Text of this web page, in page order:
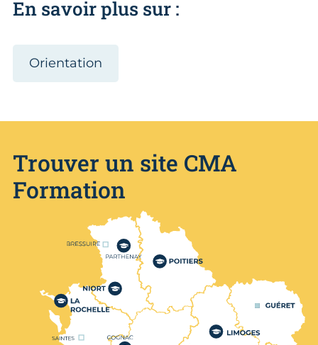
En savoir plus sur :
Orientation
Trouver un site CMA
Formation
Nos centres de formation